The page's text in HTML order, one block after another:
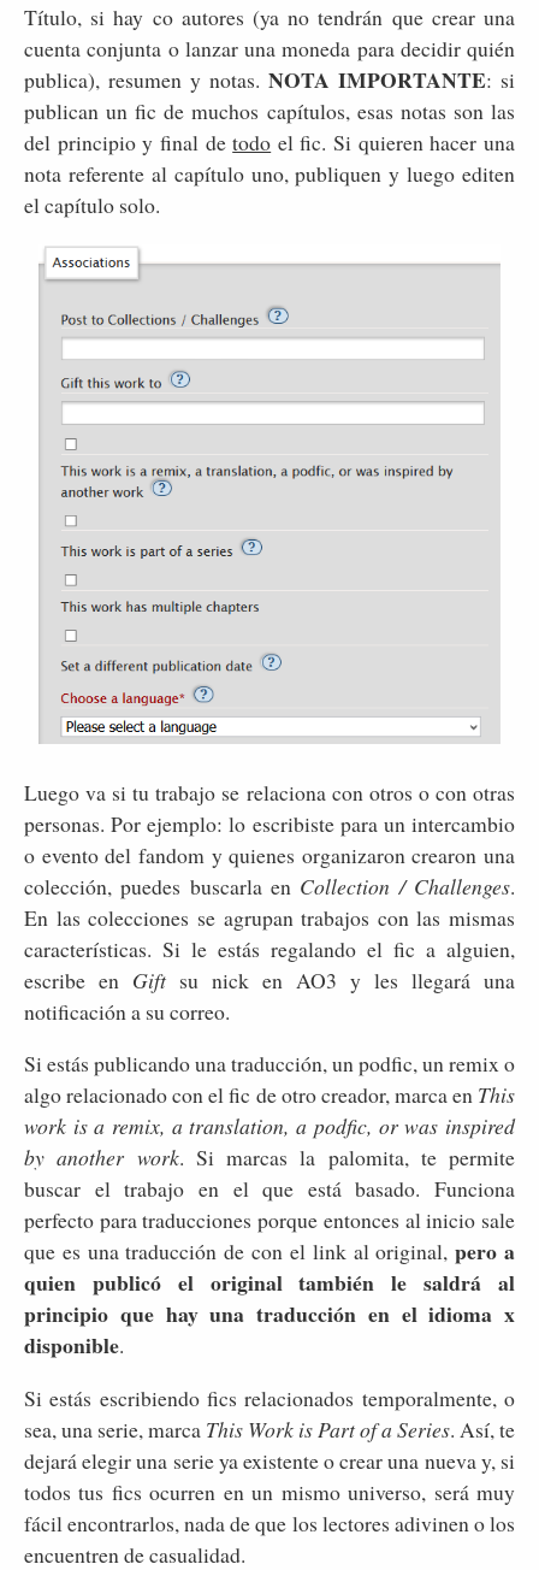
Título, si hay co autores (ya no tendrán que crear una
cuenta conjunta o lanzar una moneda para decidir quién
publica), resumen y notas. NOTA IMPORTANTE: si
publican un fic de muchos capítulos, esas notas son las
del principio y final detodo el fic. Si quieren hacer una
nota referente al capítulo uno, publiquen y luego editen
el capítulo solo.
Luego va si tu trabajo se relaciona con otros o con otras
personas. Por ejemplo: lo escribiste para un intercambio
o evento del fandom y quienes organizaron crearon una
colección, puedes buscarla en Collection / Challenges.
En las colecciones se agrupan trabajos con las mismas
características. Si le estás regalando el fic a alguien,
escribe en Gift su nick en AO3 y les llegará una
notificación a su correo.
Si estás publicando una traducción, un podfic, un remix o
algo relacionado con el fic de otro creador, marca en This
work is a remix, a translation, a podfic, or was inspired
by another work. Si marcas la palomita, te permite
buscar el trabajo en el que está basado. Funciona
perfecto para traducciones porque entonces al inicio sale
que es una traducción de con el link al original,pero a
quien publicó el original también le saldrá al
principio que hay una traducción en el idioma x
disponible.
Si estás escribiendo fics relacionados temporalmente, o
sea, una serie, marca This Work is Part of a Series. Así, te
dejará elegir una serie ya existente o crear una nueva y, si
todos tus fics ocurren en un mismo universo, será muy
fácil encontrarlos, nada de que los lectores adivinen o los
encuentren de casualidad.